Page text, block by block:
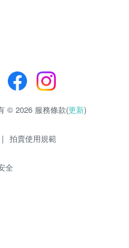
© 2026 服務條款(更新)
| 拍賣使用規範
全